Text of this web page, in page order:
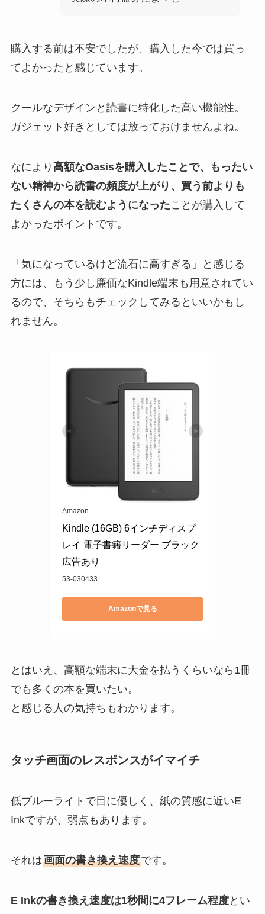
購入する前は不安でしたが、購入した今では買っ
てよかったと感じています。
クールなデザインと読書に特化した高い機能性。
ガジェット好きとしては放っておけませんよね。
なにより 高額なOasisを購入したことで、もったい
ない精神から読書の頻度が上がり、買う前よりも
たくさんの本を読むようになったことが購入して
よかったポイントです。
「気になっているけど流石に高すぎる」と感じる
方には、もう少し廉価なKindle端末も用意されてい
るので、そちらもチェックしてみるといいかもし
れません。
Amazon
Kindle (16GB) 6インチディスプ
レイ 電子書籍リーダー ブラック
広告あり
53-030433
Amazonで見る
とはいえ、高額な端末に大金を払うくらいなら1冊
でも多くの本を買いたい。
と感じる人の気持ちもわかります。
タッチ画面のレスポンスがイマイチ
低ブルーライトで目に優しく、紙の質感に近いE
Inkですが、弱点もあります。
それは画面の書き換え速度です。
E Inkの書き換え速度は1秒間に4フレーム程度とい